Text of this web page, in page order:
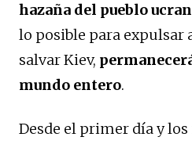
hazaña del pueblo
lo posible para expulsar
salvar Kiev,
mundo entero.
Desde el primer día y